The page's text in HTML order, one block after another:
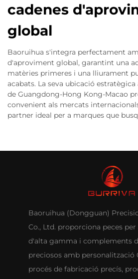
cadenes
global
Baoruihua s'integra perfectament
d'aproviment global, garantint una
matèries primeres i una lliurament
acabats. La seva ubicació
de Guangdong-Hong Kong-Macao
convenient als mercats
partner ideal per a marques que
Baoruihua (Dongguan)
Co., Ltd. proporciona peces
d'alta gamma i complements
preciosos amb personalització
procés de fabricació precís,